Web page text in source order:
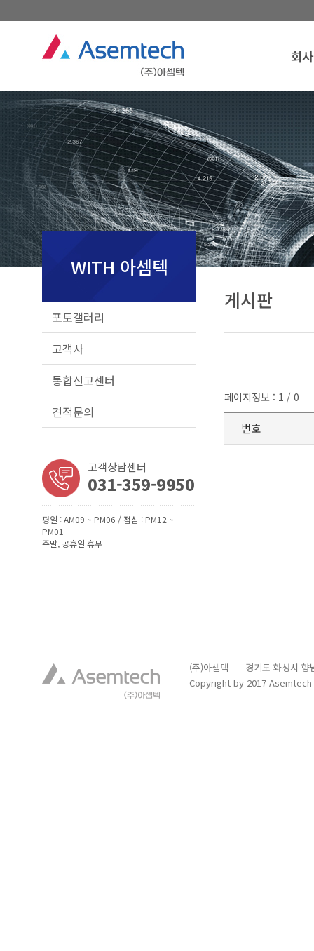
회
조
찾아
회
WITH 아셈텍
포토갤러리
고객사
통합신고센터
견적문의
고객상담센터
031-359-9950
평일 : AM09 ~ PM06 / 점심 : PM12 ~
PM01
주말, 공휴일 휴무
게시판
페이지정보 : 1 / 0
번호
(주)아셈텍 경기도 화성시
Copyright by 2017